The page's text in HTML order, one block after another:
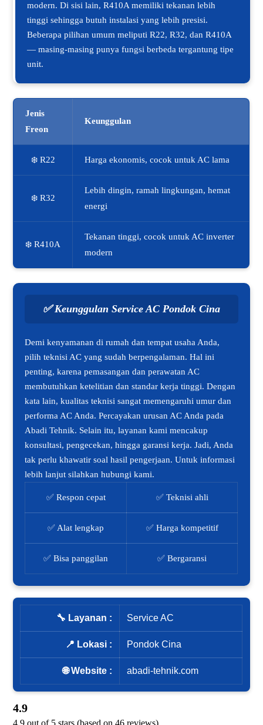
modern. Di sisi lain, R410A memiliki tekanan lebih
tinggi sehingga butuh instalasi yang lebih presisi.
Beberapa pilihan umum meliputi R22, R32, dan R410A
— masing-masing punya fungsi berbeda tergantung tipe
unit.
Jenis
Freon
Keunggulan
❄️ R22 Harga ekonomis, cocok untuk AC lama
❄️ R32
Lebih dingin, ramah lingkungan, hemat
energi
❄️ R410A
Tekanan tinggi, cocok untuk AC inverter
modern
✅Keunggulan Service AC Pondok Cina
Demi kenyamanan di rumah dan tempat usaha Anda,
pilih teknisi AC yang sudah berpengalaman. Hal ini
penting, karena pemasangan dan perawatan AC
membutuhkan ketelitian dan standar kerja tinggi. Dengan
kata lain, kualitas teknisi sangat memengaruhi umur dan
performa AC Anda. Percayakan urusan AC Anda pada
Abadi Tehnik. Selain itu, layanan kami mencakup
konsultasi, pengecekan, hingga garansi kerja. Jadi, Anda
tak perlu khawatir soal hasil pengerjaan. Untuk informasi
lebih lanjut silahkan hubungi kami.
✅ Respon cepat ✅ Teknisi ahli
✅ Alat lengkap ✅ Harga kompetitif
✅ Bisa panggilan ✅ Bergaransi
🔧 Layanan : Service AC
📍 Lokasi : Pondok Cina
🌐 Website : abadi-tehnik.com
4.9